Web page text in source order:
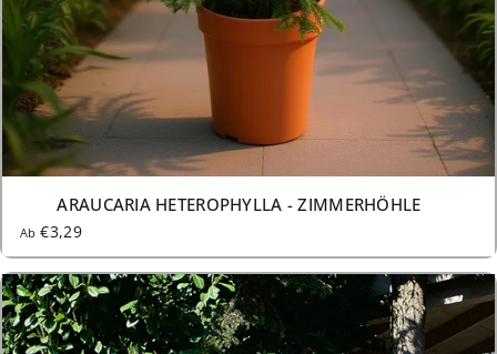
AUSVERKAUFT
ARAUCARIA HETEROPHYLLA - ZIMMERHÖHLE
Ab €3,29